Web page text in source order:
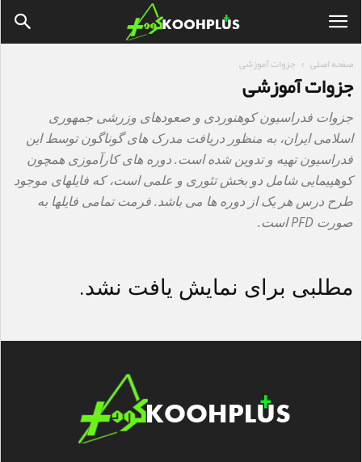
صفحه اصلی جزوات آموزشی
جزوات آموزشی
جزوات فدراسیون کوهنوردی و صعودهای وزرشی جمهوری
اسلامی ایران، به منظور دریافت مدرک های گوناگون توسط این
فدراسیون تهیه و تدوین شده است. دوره های کارآموزی همچون
کوهپیمایی شامل دو بخش تئوری و علمی است، که فایلهای موجود
طرح درس هر یک از دوره ها می باشد. فرمت تمامی فایلها به
صورت PFD است.
مطلبی برای نمایش یافت نشد.